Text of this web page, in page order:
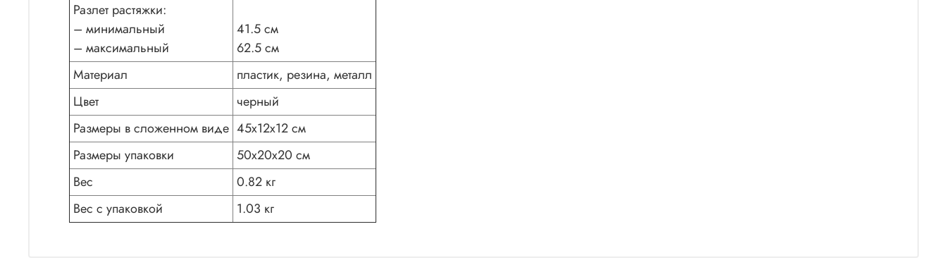
Разлет растяжки:
– минимальный
– максимальный
41.5 см
62.5 см
Материал
пластик, резина, металл
Цвет
черный
Размеры в сложенном виде 45х12х12 см
Размеры упаковки
50х20х20 см
Вес
0.82 кг
Вес с упаковкой
1.03 кг